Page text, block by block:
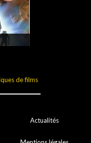
de films
Actualités